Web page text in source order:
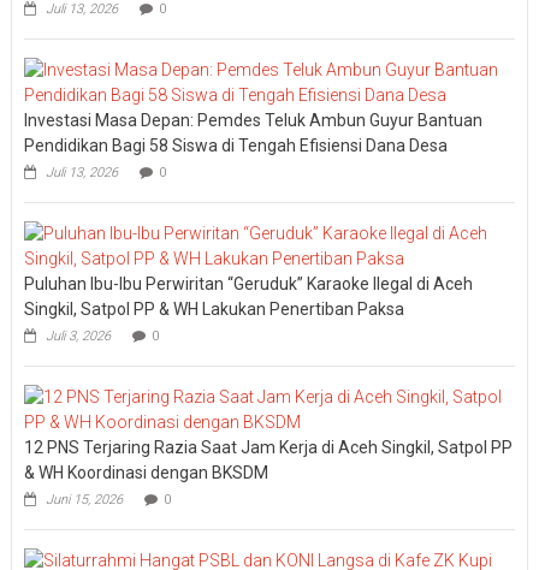
Juli 13, 2026 0
Investasi Masa Depan: Pemdes Teluk Ambun Guyur Bantuan
Pendidikan Bagi 58 Siswa di Tengah Efisiensi Dana Desa
Juli 13, 2026 0
Puluhan Ibu-Ibu Perwiritan “Geruduk” Karaoke Ilegal di Aceh
Singkil, Satpol PP & WH Lakukan Penertiban Paksa
Juli 3, 2026 0
12 PNS Terjaring Razia Saat Jam Kerja di Aceh Singkil, Satpol PP
& WH Koordinasi dengan BKSDM
Juni 15, 2026 0